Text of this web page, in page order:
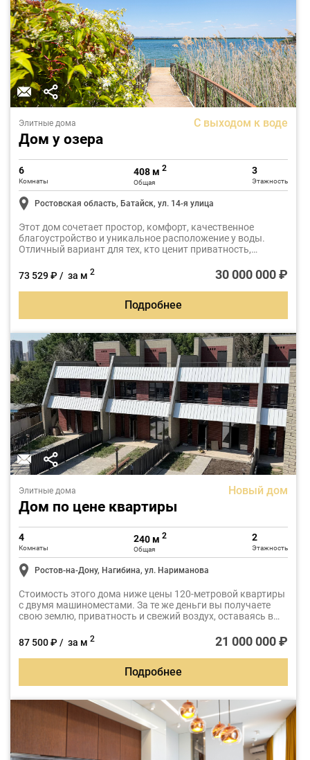
Элитные дома С выходом к воде
Дом у озера
6
Комнаты
408 м 2
Общая
3
Этажность
Ростовская область, Батайск, ул. 14-я улица
Этот дом сочетает простор, комфорт, качественное
благоустройство и уникальное расположение у воды.
Отличный вариант для тех, кто ценит приватность,
73 529 ₽ / за м 2 30 000 000 ₽
Подробнее
Элитные дома Новый дом
Дом по цене квартиры
4
Комнаты
240 м 2
Общая
2
Этажность
Ростов-на-Дону, Нагибина, ул. Нариманова
Стоимость этого дома ниже цены 120-метровой квартиры
с двумя машиноместами. За те же деньги вы получаете
свою землю, приватность и свежий воздух, оставаясь в
87 500 ₽ / за м 2 21 000 000 ₽
Подробнее